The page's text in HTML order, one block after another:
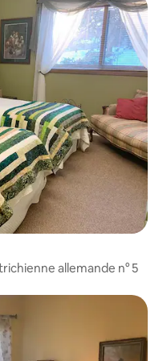
allemande n° 5